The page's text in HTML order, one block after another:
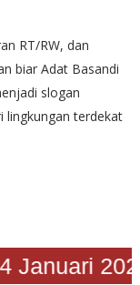
RT/RW, dan
biar Adat Basandi
slogan
lingkungan terdekat